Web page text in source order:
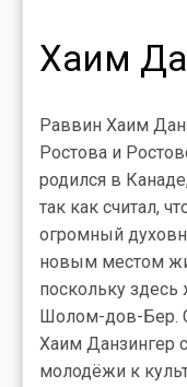
Хаим
Раввин Хаим
Ростова и
родился в
так как считал,
огромный
новым местом
поскольку
Шолом-дов-Бер.
Хаим Данзингер
молодёжи к